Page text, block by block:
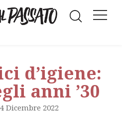
d’igiene:
anni ’30
4 Dicembre 2022